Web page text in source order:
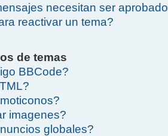
necesitan ser
reactivar un tema?
de temas
BBCode?
imagenes?
globales?